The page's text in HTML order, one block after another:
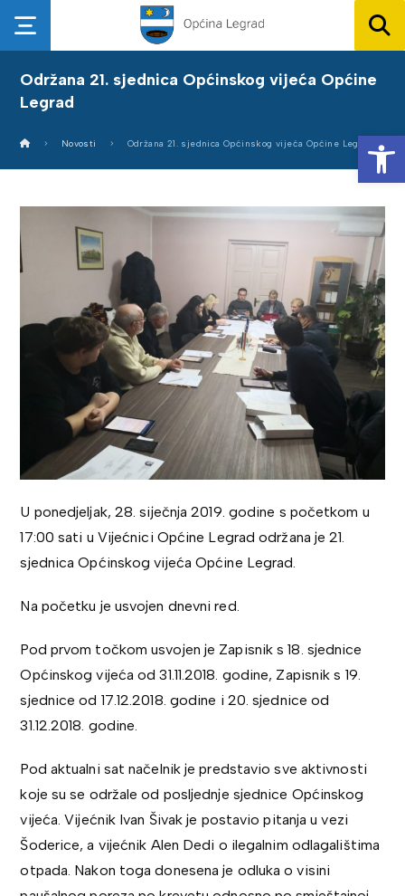
Održana 21. sjednica Općinskog vijeća Općine
Legrad
Novosti Održana 21. sjednica Općinskog vijeća Općine Legrad
U ponedjeljak, 28. siječnja 2019. godine s početkom u
17:00 sati u Vijećnici Općine Legrad održana je 21.
sjednica Općinskog vijeća Općine Legrad.
Na početku je usvojen dnevni red.
Pod prvom točkom usvojen je Zapisnik s 18. sjednice
Općinskog vijeća od 31.11.2018. godine, Zapisnik s 19.
sjednice od 17.12.2018. godine i 20. sjednice od
31.12.2018. godine.
Pod aktualni sat načelnik je predstavio sve aktivnosti
koje su se održale od posljednje sjednice Općinskog
vijeća. Vijećnik Ivan Šivak je postavio pitanja u vezi
Šoderice, a vijećnik Alen Dedi o ilegalnim odlagalištima
otpada. Nakon toga donesena je odluka o visini